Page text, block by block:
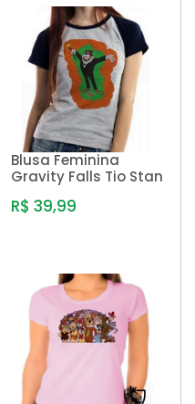
Blusa Feminina
Gravity Falls Tio Stan
R$ 39,99